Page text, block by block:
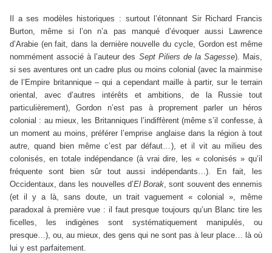
Il a ses modèles historiques : surtout l’étonnant Sir Richard Francis
Burton, même si l’on n’a pas manqué d’évoquer aussi Lawrence
d’Arabie (en fait, dans la dernière nouvelle du cycle, Gordon est même
nommément associé à l’auteur des Sept Piliers de la Sagesse). Mais,
si ses aventures ont un cadre plus ou moins colonial (avec la mainmise
de l’Empire britannique – qui a cependant maille à partir, sur le terrain
oriental, avec d’autres intérêts et ambitions, de la Russie tout
particulièrement), Gordon n’est pas à proprement parler un héros
colonial : au mieux, les Britanniques l’indiffèrent (même s’il confesse, à
un moment au moins, préférer l’emprise anglaise dans la région à tout
autre, quand bien même c’est par défaut…), et il vit au milieu des
colonisés, en totale indépendance (à vrai dire, les « colonisés » qu’il
fréquente sont bien sûr tout aussi indépendants…). En fait, les
Occidentaux, dans les nouvelles d’El Borak , sont souvent des ennemis
(et il y a là, sans doute, un trait vaguement « colonial », même
paradoxal à première vue : il faut presque toujours qu’un Blanc tire les
ficelles, les indigènes sont systématiquement manipulés, ou
presque…), ou, au mieux, des gens qui ne sont pas à leur place… là où
lui y est parfaitement.